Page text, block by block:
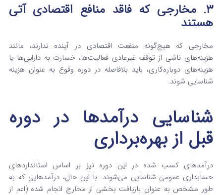
۳. مخارجی که فاقد منافع اقتصادی آتی
هستند
مخارجی که هیچ‌گونه منفعت اقتصادی در آینده ندارند، مانند
هزینه‌های ناشی از توقف غیرعادی فعالیت‌ها، خسارت به دارایی‌ها یا
هزینه‌های دوباره‌کاری، باید بلافاصله در دوره وقوع به عنوان هزینه
شناسایی شوند.
شناسایی درآمدها در دوره
قبل از بهره‌برداری
درآمدهای کسب شده در این دوره نیز بر اساس استانداردهای
حسابداری عمومی شناسایی می‌شوند. با این حال، درآمدهایی که به
طور مشخص به عنوان بازیافت بخشی از مخارج انجام شده (اعم از